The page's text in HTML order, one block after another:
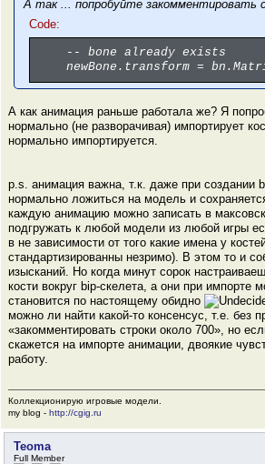
А так ... попробуйте закомментировать
Code:
-- bone already exists
newBone.transform =
А как анимация раньше работала же? Я
нормально (не разворачивая) импортирует
нормально импортируется.
p.s. анимация важна, т.к. даже при создании
нормально ложиться на модель и
каждую анимацию можно записать в
подгружать к любой модели из любой игры
в не зависимости от того какие имена у
стандартизированны незримо). В этом то и
изысканий. Но когда минут сорок
кости вокруг bip-скелета, а они при импорте
становится по настоящему обидно
можно ли найти какой-то консенсус, т.е. без
«закомментировать строки около 700», но
скажется на импорте анимации, двоякие
работу.
Коллекционирую игровые модели.
my blog - http://cgig.ru
Teoma
Full Member